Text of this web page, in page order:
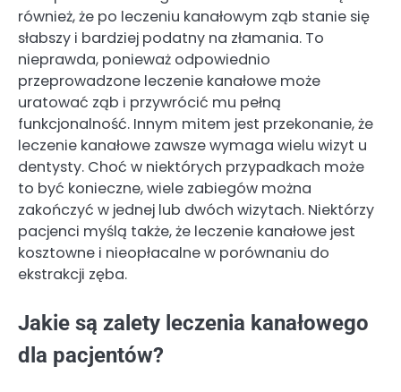
również, że po leczeniu kanałowym ząb stanie się
słabszy i bardziej podatny na złamania. To
nieprawda, ponieważ odpowiednio
przeprowadzone leczenie kanałowe może
uratować ząb i przywrócić mu pełną
funkcjonalność. Innym mitem jest przekonanie, że
leczenie kanałowe zawsze wymaga wielu wizyt u
dentysty. Choć w niektórych przypadkach może
to być konieczne, wiele zabiegów można
zakończyć w jednej lub dwóch wizytach. Niektórzy
pacjenci myślą także, że leczenie kanałowe jest
kosztowne i nieopłacalne w porównaniu do
ekstrakcji zęba.
Jakie są zalety leczenia kanałowego
dla pacjentów?